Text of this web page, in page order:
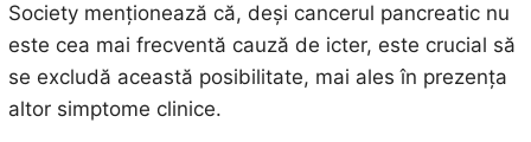
Society menționează că, deși cancerul pancreatic nu
este cea mai frecventă cauză de icter, este crucial să
se excludă această posibilitate, mai ales în prezența
altor simptome clinice.